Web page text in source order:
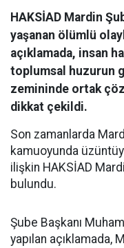
HAKSİAD Mardin
yaşanan ölümlü
açıklamada, insan
toplumsal huzurun
zemininde ortak
dikkat çekildi.
Son zamanlarda
kamuoyunda
ilişkin HAKSİAD
bulundu.
Şube Başkanı
yapılan açıklamada,